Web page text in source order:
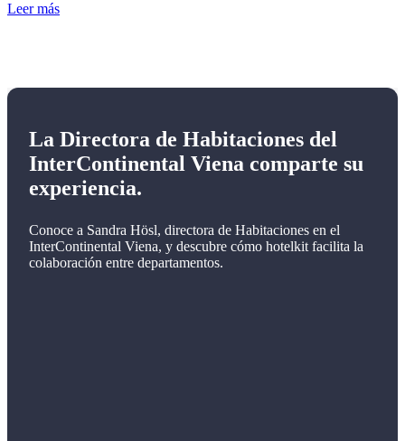
Leer más
La Directora de Habitaciones del
InterContinental Viena comparte su
experiencia.
Conoce a Sandra Hösl, directora de Habitaciones en el
InterContinental Viena, y descubre cómo hotelkit facilita la
colaboración entre departamentos.